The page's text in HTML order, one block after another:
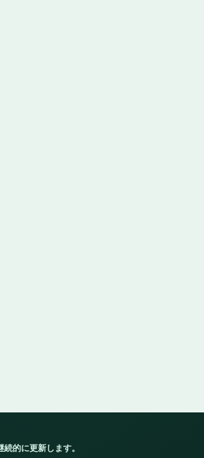
的に更新します。